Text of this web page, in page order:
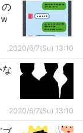
の
2020/6/7(Su) 13:10
な
2020/6/7(Su) 13:10